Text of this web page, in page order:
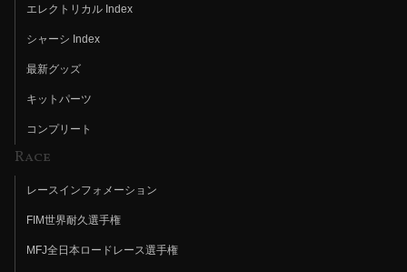
エレクトリカル Index
シャーシ Index
最新グッズ
キットパーツ
コンプリート
Race
レースインフォメーション
FIM世界耐久選手権
MFJ全日本ロードレース選手権